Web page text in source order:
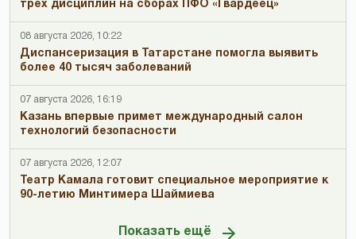
трех дисциплин на сборах ПФО «Гвардеец»
08 августа 2026, 10:22
Диспансеризация в Татарстане помогла выявить
более 40 тысяч заболеваний
07 августа 2026, 16:19
Казань впервые примет международный салон
технологий безопасности
07 августа 2026, 12:07
Театр Камала готовит специальное мероприятие к
90-летию Минтимера Шаймиева
Показать ещё